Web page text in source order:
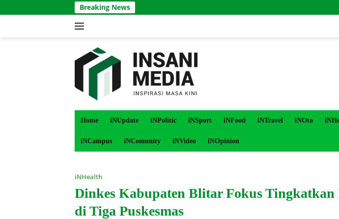
ke
Breaking News
Home iNUpdate iNPolitic iNSport iNFood iNTravel iNOto
iNCampus iNComunity iNVideo iNOpinion
iNHealth
Dinkes Kabupaten Blitar Fokus Tingkatkan
di Tiga Puskesmas